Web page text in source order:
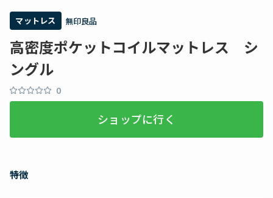
マットレス 無印良品
高密度ポケットコイルマットレス シ
ングル
0
ショップに行く
特徴